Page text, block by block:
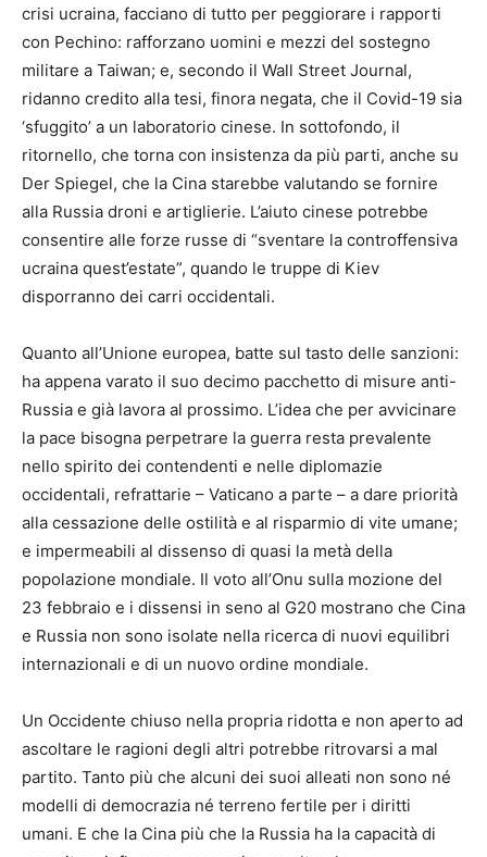
crisi ucraina, facciano di tutto per peggiorare i rapporti
con Pechino: rafforzano uomini e mezzi del sostegno
militare a Taiwan; e, secondo il Wall Street Journal,
ridanno credito alla tesi, finora negata, che il Covid-19 sia
‘sfuggito’ a un laboratorio cinese. In sottofondo, il
ritornello, che torna con insistenza da più parti, anche su
Der Spiegel, che la Cina starebbe valutando se fornire
alla Russia droni e artiglierie. L’aiuto cinese potrebbe
consentire alle forze russe di “sventare la controffensiva
ucraina quest’estate”, quando le truppe di Kiev
disporranno dei carri occidentali.
Quanto all’Unione europea, batte sul tasto delle sanzioni:
ha appena varato il suo decimo pacchetto di misure anti-
Russia e già lavora al prossimo. L’idea che per avvicinare
la pace bisogna perpetrare la guerra resta prevalente
nello spirito dei contendenti e nelle diplomazie
occidentali, refrattarie – Vaticano a parte – a dare priorità
alla cessazione delle ostilità e al risparmio di vite umane;
e impermeabili al dissenso di quasi la metà della
popolazione mondiale. Il voto all’Onu sulla mozione del
23 febbraio e i dissensi in seno al G20 mostrano che Cina
e Russia non sono isolate nella ricerca di nuovi equilibri
internazionali e di un nuovo ordine mondiale.
Un Occidente chiuso nella propria ridotta e non aperto ad
ascoltare le ragioni degli altri potrebbe ritrovarsi a mal
partito. Tanto più che alcuni dei suoi alleati non sono né
modelli di democrazia né terreno fertile per i diritti
umani. E che la Cina più che la Russia ha la capacità di